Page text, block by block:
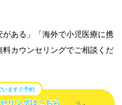
がある」「海外で小児医療に携
カウンセリングでご相談くだ
いますぐ予約
リングはこちら